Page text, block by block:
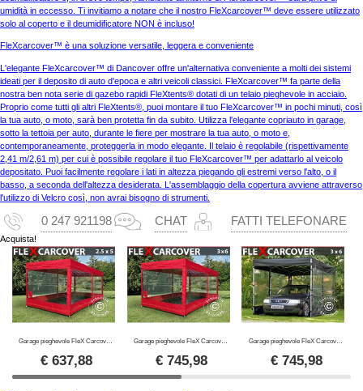
umidità in eccesso. Ti invitiamo a notare che il nostro FleXcarcover™ deve essere utilizzato
solo al coperto e il deumidificatore NON è incluso!
FleXcarcover™ è una soluzione versatile, leggera e conveniente
L'elegante FleXcarcover™ di Dancover offre un'alternativa conveniente a molti dei sistemi
ideati per il deposito di auto d'epoca e altri veicoli classici. FleXcarcover™ fa parte della
nostra ben nota serie di gazebo rapidi FleXtents® dotati di un telaio pieghevole in acciaio.
Proprio come tutti gli altri FleXtents®, puoi montare il tuo FleXcarcover™ in pochi minuti, così
la tua auto, o moto, sarà ben protetta fin da subito. Utilizza l'elegante copriauto in garage,
sotto la tettoia per auto, durante le fiere per mostrare la tua auto, o moto e,
contemporaneamente, proteggerla in modo elegante. Il telaio è regolabile (rispettivamente
2,41 m/2,61 m) per cui è possibile regolare il tuo FleXcarcover™ per adattarlo al veicolo
depositato. Puoi facilmente regolare i lati in altezza piegando gli estremi verso l'alto, o il
basso, a seconda dell'altezza desiderata. L'assemblaggio della copertura avviene attraverso
l'utilizzo di Velcro così, non avrai bisogno di strumenti.
0 247 921198 CHAT FATTI TELEFONARE
Acquista!
Garage pieghevole FleX Carcover, 2,5x5m, Rosso
€637,88
Garage pieghevole FleX Carcover, 3x6m, Rosso
€ 745,98
Garage pieghevole FleX Carcover, 3x6m, Nero
€ 745,98